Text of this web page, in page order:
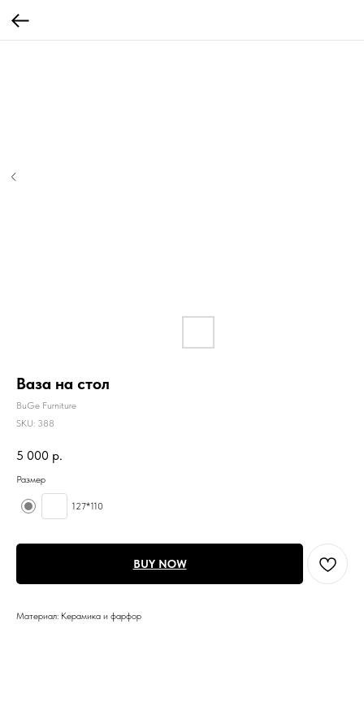
Ваза на стол
BuGe Furniture
SKU: 388
5 000 р.
Размер
127*110
BUY NOW
Материал: Керамика и фарфор